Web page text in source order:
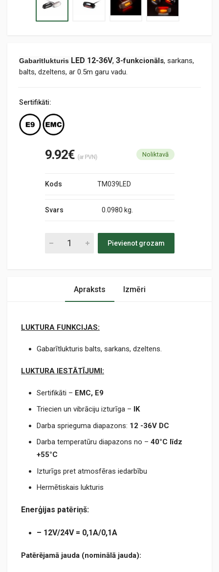
Gabarītlukturis LED 12-36V, 3-funkcionāls, sarkans,
balts, dzeltens, ar 0.5m garu vadu.
Sertifikāti:
9.92€ (ar PVN) Noliktavā
Kods TM039LED
Svars 0.0980 kg.
Pievienot grozam
Apraksts Izmēri
LUKTURA FUNKCIJAS:
Gabarītlukturis balts, sarkans, dzeltens.
LUKTURA IESTĀTĪJUMI:
Sertifikāti – EMC, E9
Triecien un vibrāciju izturīga –
IK
Darba sprieguma diapazons: 12 -36V DC
Darba temperatūru diapazons no – 40°C līdz
+55°C
Izturīgs pret atmosfēras iedarbību
Hermētiskais lukturis
Enerģijas patēriņš:
– 12V/24V = 0,1A/0,1A
Patērējamā jauda (nominālā jauda):